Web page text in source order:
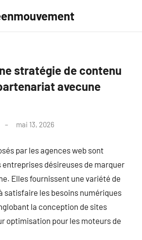
stratégie de contenu
avecune
mai 13, 2026
par les agences web sont
entreprises désireuses de marquer
Elles fournissent une variété de
satisfaire les besoins numériques
la conception de sites
optimisation pour les moteurs de